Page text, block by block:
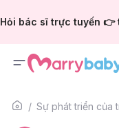
Hỏi bác sĩ trực tuyến 👉
Sự phát triển của